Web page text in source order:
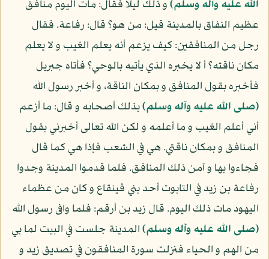
الله عليه وآله وسلم)و ذلك ليلا فقال: مات اليوم منافق
عظيم النفاق بالمدينة قيل: من هو؟ قال: رفاعة. فقال
رجل من المنافقين: كيف يزعم أنه يعلم الغيب و لا يعلم
مكان ناقته؟ أ لا يخبره الذي يأتيه بالوحي؟ فأتاه جبريل
فأخبره بقول المنافق و بمكان الناقة، و أخبر رسول الله
(صلى الله عليه وآله وسلم)بذلك أصحابه و قال: ما أزعم
أني أعلم الغيب و ما أعلمه و لكن الله تعالى أخبرني بقول
المنافق و بمكان ناقتي. هي في الشعب فإذا هي كما قال
فجاءوا بها و آمن ذلك المنافق. فلما قدموا المدينة وجدوا
رفاعة بن زيد في التابوت أحد بني قينقاع و كان من عظماء
اليهود مات ذلك اليوم. قال زيد بن أرقم: فلما وافى رسول الله
(صلى الله عليه وآله وسلم)المدينة جلست في البيت لما بي
من الهم و الحياء فنزلت سورة المنافقون في تصديق زيد و